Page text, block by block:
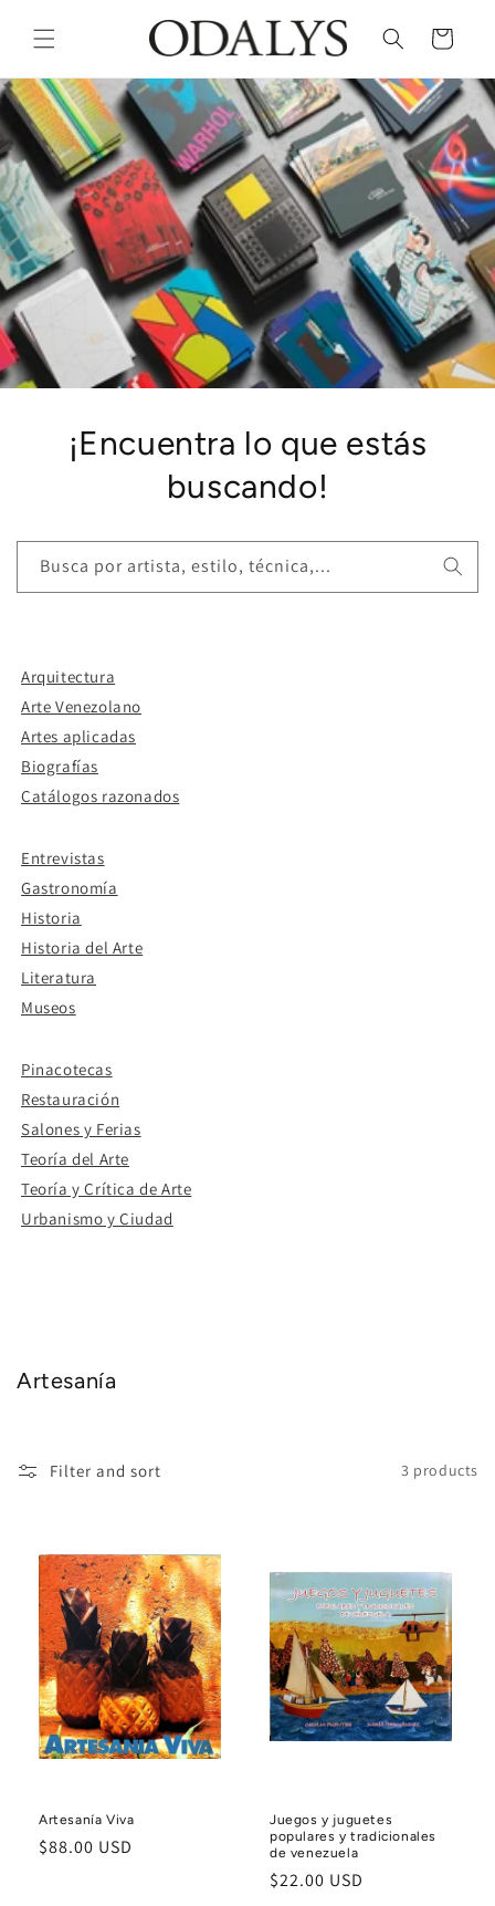
content
Cart
¡Encuentra lo que estás
buscando!
Busca por artista, estilo, técnica,...
Arquitectura
Arte Venezolano
Artes aplicadas
Biografías
Catálogos razonados
Entrevistas
Gastronomía
Historia
Historia del Arte
Literatura
Museos
Pinacotecas
Restauración
Salones y Ferias
Teoría del Arte
Teoría y Crítica de Arte
Urbanismo y Ciudad
Artesanía
Filter and sort 3 products
Artesanía Viva
Regular
$88.00 USD
Juegos y juguetes
populares y tradicionales
de venezuela
Regular
$22.00 USD